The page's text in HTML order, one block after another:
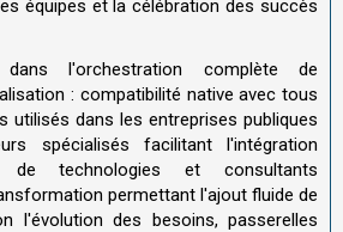
équipes et la célébration des succès
dans l'orchestration complète de
: compatibilité native avec tous
utilisés dans les entreprises publiques
spécialisés facilitant l'intégration
de technologies et consultants
permettant l'ajout fluide de
l'évolution des besoins, passerelles